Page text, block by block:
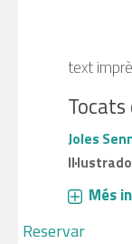
text
Joles
Més
Reservar